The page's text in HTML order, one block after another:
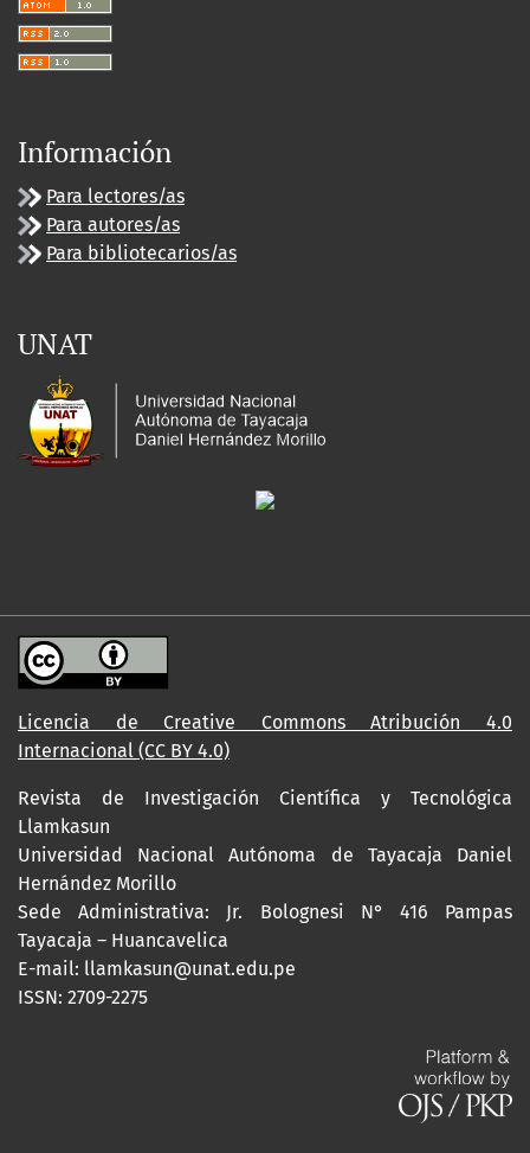
Información
Para lectores/as
Para autores/as
Para bibliotecarios/as
UNAT
Licencia de Creative Commons Atribución 4.0
Internacional (CC BY 4.0)
Revista de Investigación Científica y Tecnológica
Llamkasun
Universidad Nacional Autónoma de Tayacaja Daniel
Hernández Morillo
Sede Administrativa: Jr. Bolognesi N° 416 Pampas
Tayacaja – Huancavelica
E-mail: llamkasun@unat.edu.pe
ISSN: 2709-2275